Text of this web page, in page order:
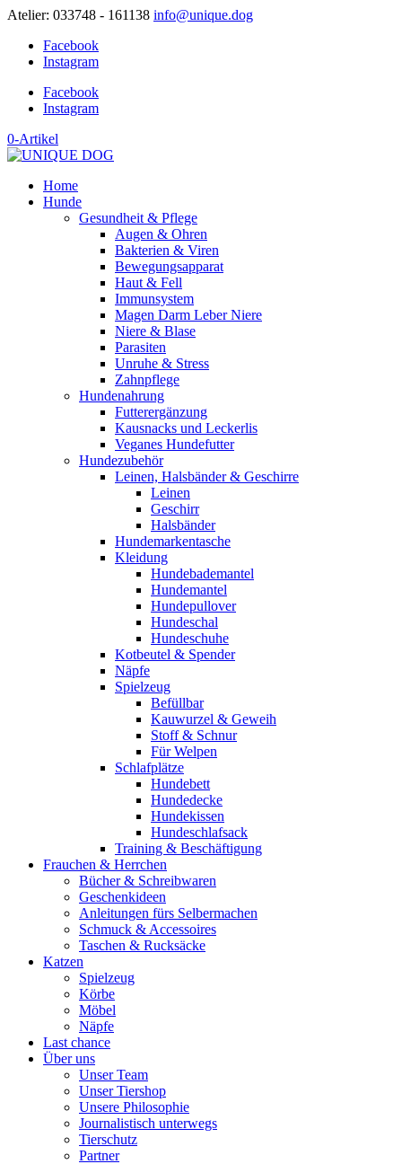
Atelier: 033748 - 161138 info@unique.dog
Facebook
Instagram
Facebook
Instagram
0-Artikel
Home
Hunde
Gesundheit & Pflege
Augen & Ohren
Bakterien & Viren
Bewegungsapparat
Haut & Fell
Immunsystem
Magen Darm Leber Niere
Niere & Blase
Parasiten
Unruhe & Stress
Zahnpflege
Hundenahrung
Futterergänzung
Kausnacks und Leckerlis
Veganes Hundefutter
Hundezubehör
Leinen, Halsbänder & Geschirre
Leinen
Geschirr
Halsbänder
Hundemarkentasche
Kleidung
Hundebademantel
Hundemantel
Hundepullover
Hundeschal
Hundeschuhe
Kotbeutel & Spender
Näpfe
Spielzeug
Befüllbar
Kauwurzel & Geweih
Stoff & Schnur
Für Welpen
Schlafplätze
Hundebett
Hundedecke
Hundekissen
Hundeschlafsack
Training & Beschäftigung
Frauchen & Herrchen
Bücher & Schreibwaren
Geschenkideen
Anleitungen fürs Selbermachen
Schmuck & Accessoires
Taschen & Rucksäcke
Katzen
Spielzeug
Körbe
Möbel
Näpfe
Last chance
Über uns
Unser Team
Unser Tiershop
Unsere Philosophie
Journalistisch unterwegs
Tierschutz
Partner